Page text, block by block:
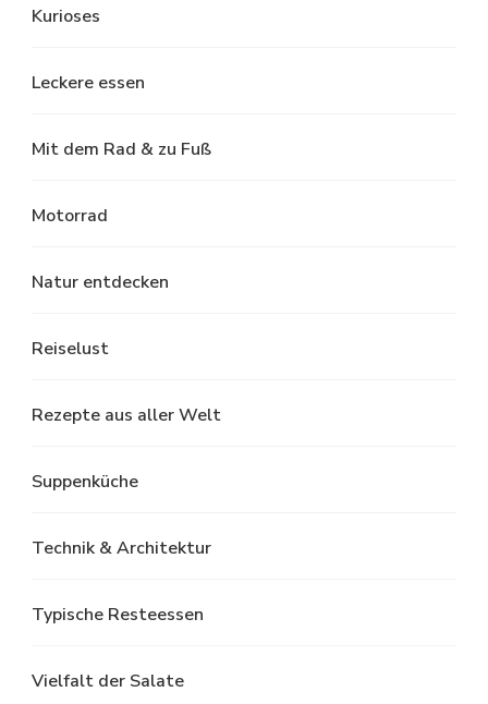
Kurioses
Leckere essen
Mit dem Rad & zu Fuß
Motorrad
Natur entdecken
Reiselust
Rezepte aus aller Welt
Suppenküche
Technik & Architektur
Typische Resteessen
Vielfalt der Salate